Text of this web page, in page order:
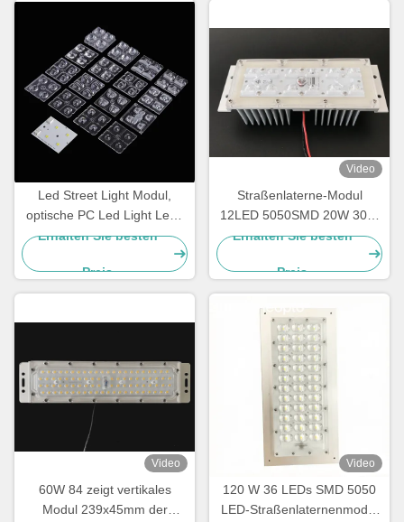
Led Street Light Modul,
optische PC Led Light Lens
für IESNA Typ II
Erhalten Sie besten
Preis
Video
Straßenlaterne-Modul
12LED 5050SMD 20W 30W
LED mit Kühlkörper
Erhalten Sie besten
Preis
Video
60W 84 zeigt vertikales
Modul 239x45mm der
Video
120 W 36 LEDs SMD 5050
LED-Straßenlaternenmodul